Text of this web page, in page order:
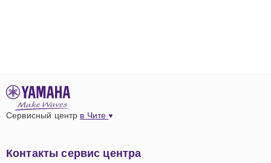
Сервисный центр в Чите
Контакты сервис центра